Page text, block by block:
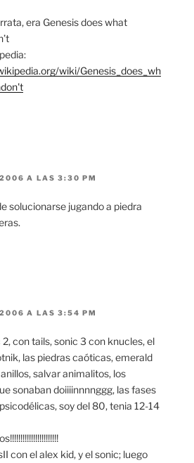
era Genesis does what
wiki/Genesis_does_wh
A LAS 3:30 PM
solucionarse jugando a piedra
A LAS 3:54 PM
2, con tails, sonic 3 con knucles, el
las piedras caóticas, emerald
salvar animalitos, los
sonaban doiiiinnnnggg, las fases
soy del 80, tenia 12-14
con el alex kid, y el sonic; luego